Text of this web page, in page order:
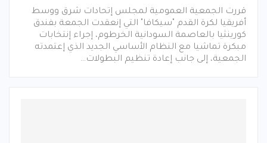
قررت الجمعية العمومية لمجلس إتحادات شرق ووسط
أفريقيا لكرة القدم "سيكافا" التي إنعقدت الجمعة بفندق
كورينثيا بالعاصمة السودانية الخرطوم، إجراء إنتخابات
مبكرة تماشيا مع النظام الأساسي الجديد الذي إعتمدته
الجمعية، إلى جانب إعادة تنظيم البطولات…